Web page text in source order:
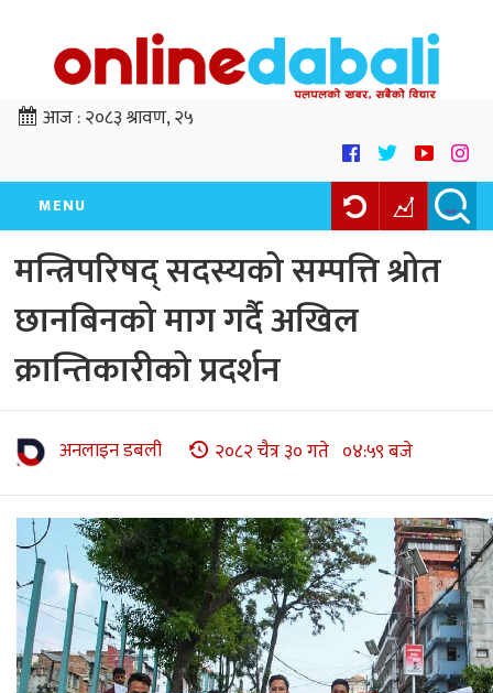
आज :२०८३ श्रावण, २५
MENU
मन्त्रिपरिषद् सदस्यको सम्पत्ति श्रोत
छानबिनको माग गर्दै अखिल
क्रान्तिकारीको प्रदर्शन
अनलाइन डबली २०८२ चैत्र ३० गते ०४:५९ बजे